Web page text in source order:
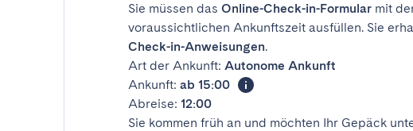
Sie müssen das Online-Check-in-Formular mit
voraussichtlichen Ankunftszeit ausfüllen. Sie
Check-in-Anweisungen.
Art der Ankunft: Autonome Ankunft
Ankunft: ab 15:00
Abreise: 12:00
Sie kommen früh an und möchten Ihr Gepäck